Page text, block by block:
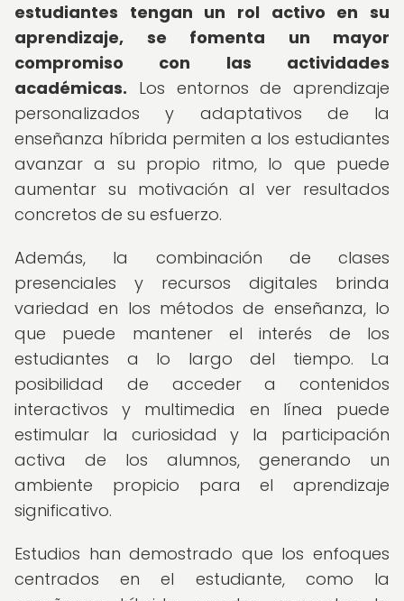
estudiantes tengan un rol activo en su
aprendizaje, se fomenta un mayor
compromiso con las actividades
académicas. Los entornos de aprendizaje
personalizados y adaptativos de la
enseñanza híbrida permiten a los estudiantes
avanzar a su propio ritmo, lo que puede
aumentar su motivación al ver resultados
concretos de su esfuerzo.
Además, la combinación de clases
presenciales y recursos digitales brinda
variedad en los métodos de enseñanza, lo
que puede mantener el interés de los
estudiantes a lo largo del tiempo. La
posibilidad de acceder a contenidos
interactivos y multimedia en línea puede
estimular la curiosidad y la participación
activa de los alumnos, generando un
ambiente propicio para el aprendizaje
significativo.
Estudios han demostrado que los enfoques
centrados en el estudiante, como la